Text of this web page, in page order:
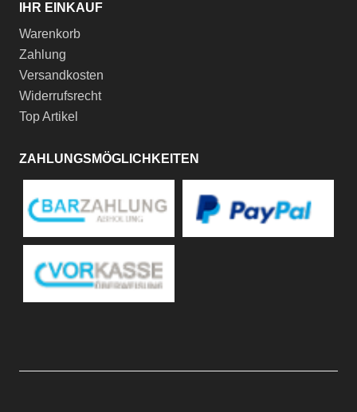
IHR EINKAUF
Warenkorb
Zahlung
Versandkosten
Widerrufsrecht
Top Artikel
ZAHLUNGSMÖGLICHKEITEN